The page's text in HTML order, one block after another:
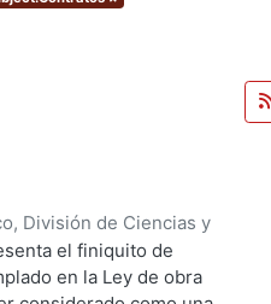
División de Ciencias y
de Realización,2007-
el finiquito de
en la Ley de obra